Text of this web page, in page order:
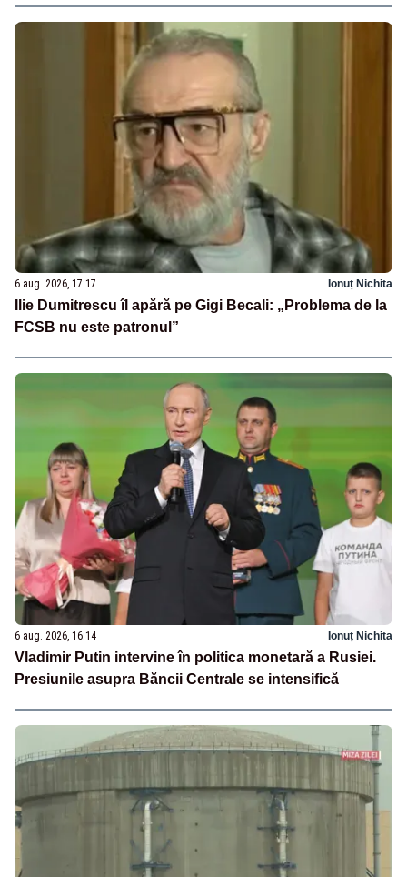
6 aug. 2026, 17:17 Ionuț Nichita
Ilie Dumitrescu îl apără pe Gigi Becali: „Problema de la
FCSB nu este patronul”
6 aug. 2026, 16:14 Ionuț Nichita
Vladimir Putin intervine în politica monetară a Rusiei.
Presiunile asupra Băncii Centrale se intensifică